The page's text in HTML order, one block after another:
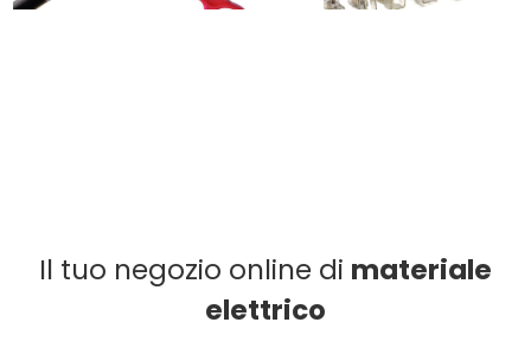
Il tuo negozio online di materiale
elettrico